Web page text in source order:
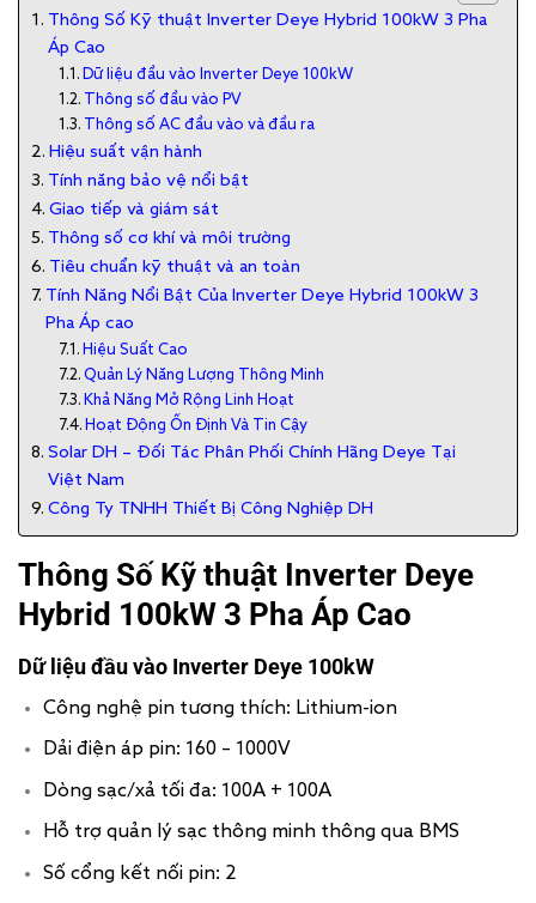
Thông Số Kỹ thuật Inverter Deye Hybrid 100kW 3 Pha
Áp Cao
Dữ liệu đầu vào Inverter Deye 100kW
Thông số đầu vào PV
Thông số AC đầu vào và đầu ra
Hiệu suất vận hành
Tính năng bảo vệ nổi bật
Giao tiếp và giám sát
Thông số cơ khí và môi trường
Tiêu chuẩn kỹ thuật và an toàn
Tính Năng Nổi Bật Của Inverter Deye Hybrid 100kW 3
Pha Áp cao
Hiệu Suất Cao
Quản Lý Năng Lượng Thông Minh
Khả Năng Mở Rộng Linh Hoạt
Hoạt Động Ổn Định Và Tin Cậy
Solar DH – Đối Tác Phân Phối Chính Hãng Deye Tại
Việt Nam
Công Ty TNHH Thiết Bị Công Nghiệp DH
Thông Số Kỹ thuật Inverter Deye
Hybrid 100kW 3 Pha Áp Cao
Dữ liệu đầu vào Inverter Deye 100kW
Công nghệ pin tương thích: Lithium-ion
Dải điện áp pin: 160 – 1000V
Dòng sạc/xả tối đa: 100A + 100A
Hỗ trợ quản lý sạc thông minh thông qua BMS
Số cổng kết nối pin: 2